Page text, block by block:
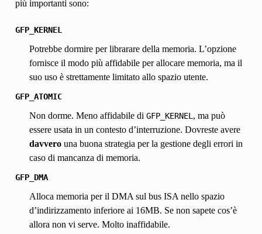
più importanti sono:
GFP_KERNEL
Potrebbe dormire per librarare della memoria. L’opzione
fornisce il modo più affidabile per allocare memoria, ma il
suo uso è strettamente limitato allo spazio utente.
GFP_ATOMIC
Non dorme. Meno affidabile di GFP_KERNEL, ma può
essere usata in un contesto d’interruzione. Dovreste avere
davverouna buona strategia per la gestione degli errori in
caso di mancanza di memoria.
GFP_DMA
Alloca memoria per il DMA sul bus ISA nello spazio
d’indirizzamento inferiore ai 16MB. Se non sapete cos’è
allora non vi serve. Molto inaffidabile.